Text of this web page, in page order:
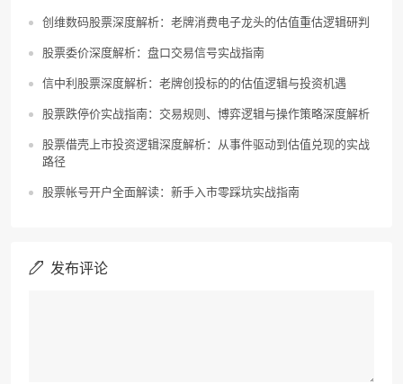
创维数码股票深度解析：老牌消费电子龙头的估值重估逻辑研判
股票委价深度解析：盘口交易信号实战指南
信中利股票深度解析：老牌创投标的的估值逻辑与投资机遇
股票跌停价实战指南：交易规则、博弈逻辑与操作策略深度解析
股票借壳上市投资逻辑深度解析：从事件驱动到估值兑现的实战
路径
股票帐号开户全面解读：新手入市零踩坑实战指南
发布评论